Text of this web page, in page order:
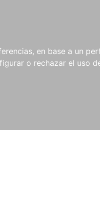
en base a un
o rechazar el uso
NOVEDADES